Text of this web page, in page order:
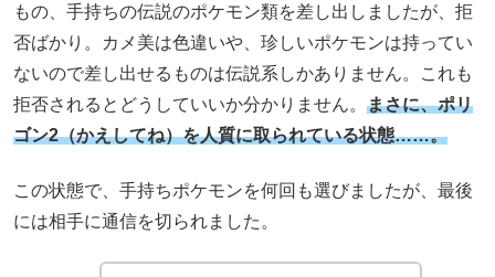
もの、手持ちの伝説のポケモン類を差し出しましたが、拒
否ばかり。カメ美は色違いや、珍しいポケモンは持ってい
ないので差し出せるものは伝説系しかありません。これも
拒否されるとどうしていいか分かりません。 まさに、ポリ
ゴン2（かえしてね）を人質に取られている状態……。
この状態で、手持ちポケモンを何回も選びましたが、最後
には相手に通信を切られました。